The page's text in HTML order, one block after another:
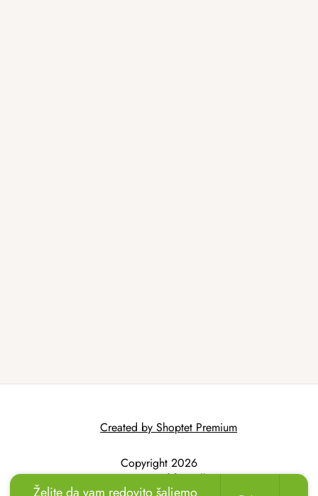
Created by Shoptet Premium
Copyright 2026
AtmoWood.hr. All